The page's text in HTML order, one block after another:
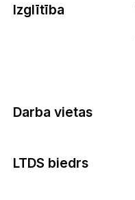
Izglītība
Darba vietas
LTDS biedrs